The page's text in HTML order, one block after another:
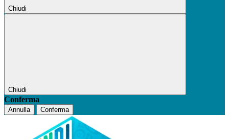
Chiudi
Chiudi
Conferma
Annulla Conferma